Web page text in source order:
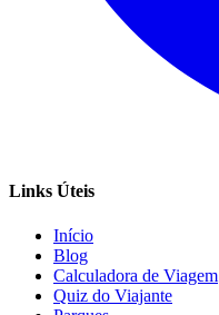
Links Úteis
Início
Blog
Calculadora de Viagem
Quiz do Viajante